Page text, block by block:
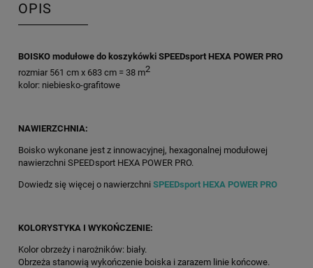
OPIS
BOISKO modułowe do koszykówki SPEEDsport HEXA POWER PRO
rozmiar 561 cm x 683 cm = 38 m2
kolor: niebiesko-grafitowe
NAWIERZCHNIA:
Boisko wykonane jest z innowacyjnej, hexagonalnej modułowej
nawierzchni SPEEDsport HEXA POWER PRO.
Dowiedz się więcej o nawierzchni SPEEDsport HEXA POWER PRO
KOLORYSTYKA I WYKOŃCZENIE:
Kolor obrzeży i narożników: biały.
Obrzeża stanowią wykończenie boiska i zarazem linie końcowe.